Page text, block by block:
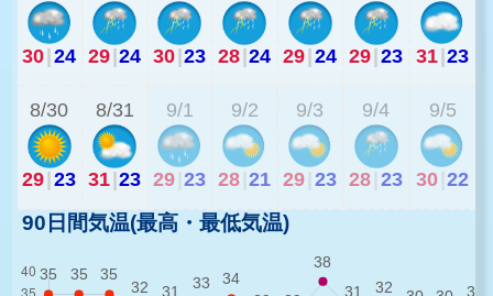
30|24 29|24 30|23 28|24 29|24 29|23 31|23
8/30
29|23
8/31
31|23
9/1
29 23
9/2
28 21
9/3
29 23
9/4
28 23
9/5
30 22
90日間気温(最高・最低気温)